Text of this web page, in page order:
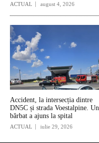
ACTUAL august 4, 2026
Accident, la intersecția dintre
DN5C și strada Voestalpine. Un
bărbat a ajuns la spital
ACTUAL iulie 29, 2026